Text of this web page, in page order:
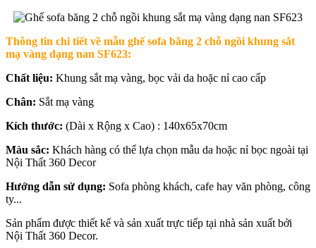
Thông tin chi tiết về mẫu ghế sofa băng 2 chỗ ngồi khung sắt
mạ vàng dạng nan SF623:
Chất liệu: Khung sắt mạ vàng, bọc vải da hoặc nỉ cao cấp
Chân: Sắt mạ vàng
Kích thước: (Dài x Rộng x Cao) : 140x65x70cm
Màu sắc: Khách hàng có thể lựa chọn mẫu da hoặc nỉ bọc ngoài tại
Nội Thất 360 Decor
Hướng dẫn sử dụng: Sofa phòng khách, cafe hay văn phòng, công
ty...
Sản phẩm được thiết kế và sản xuất trực tiếp tại nhà sản xuất bởi
Nội Thất 360 Decor.